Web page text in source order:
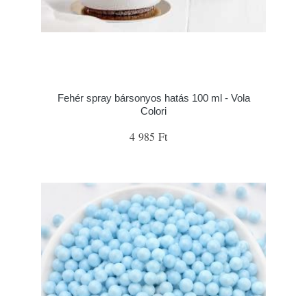
Fehér spray bársonyos hatás 100 ml - Vola
Colori
4 985 Ft